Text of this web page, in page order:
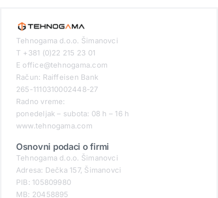
Tehnogama d.o.o. Šimanovci
T +381 (0)22 215 23 01
E office@tehnogama.com
Račun: Raiffeisen Bank
265-1110310002448-27
Radno vreme:
ponedeljak – subota: 08 h – 16 h
www.tehnogama.com
Osnovni podaci o firmi
Tehnogama d.o.o. Šimanovci
Adresa: Dečka 157, Šimanovci
PIB: 105809980
MB: 20458895